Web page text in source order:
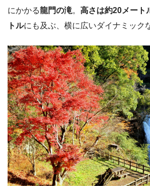
にかかる龍門の滝。 高さは約20メート
トルにも及ぶ、横に広いダイナミック